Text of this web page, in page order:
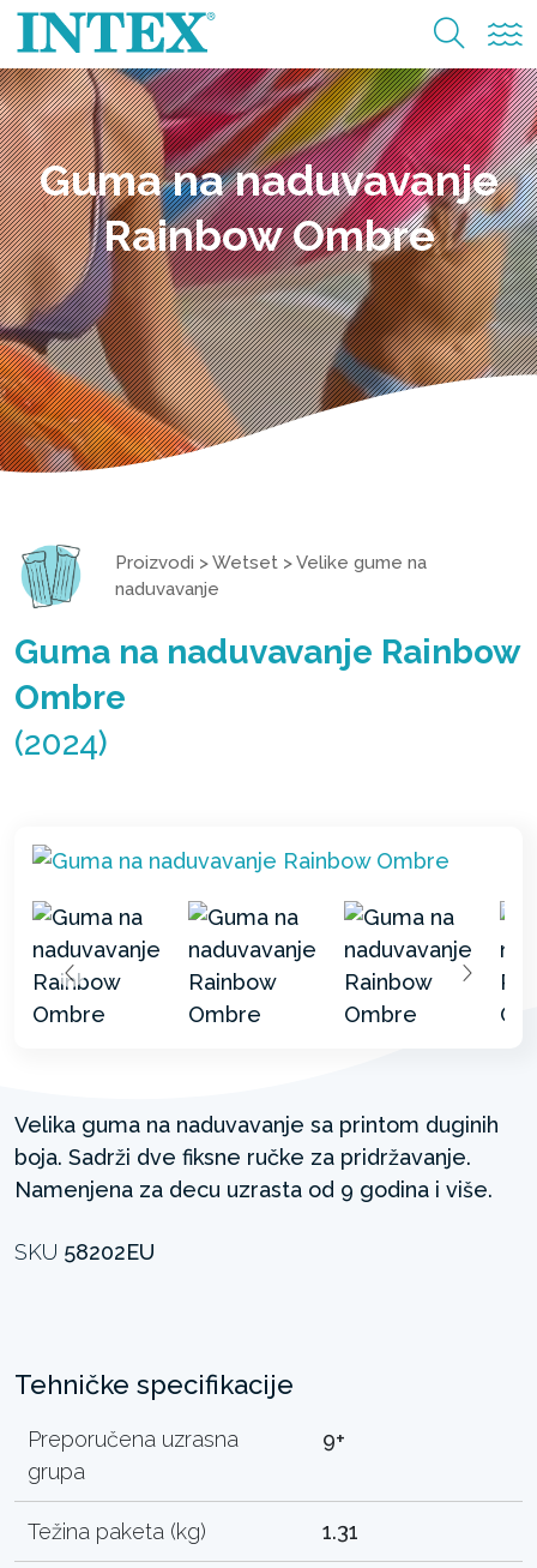
Guma na naduvavanje
Rainbow Ombre
Proizvodi >Wetset >Velike gume na
naduvavanje
Guma na naduvavanje Rainbow
Ombre
(2024)
Velika guma na naduvavanje sa printom duginih
boja. Sadrži dve fiksne ručke za pridržavanje.
Namenjena za decu uzrasta od 9 godina i više.
SKU 58202EU
Tehničke specifikacije
Preporučena uzrasna
grupa
9+
Težina paketa (kg) 1.31